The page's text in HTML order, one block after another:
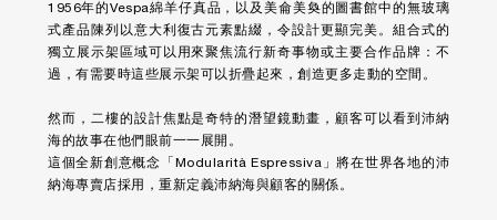
1956年的Vespa綿羊仔真品，以及美侖美奐的圖書館中的無玻璃
式產品陳列以意大利復古元素點綴，令設計更顯完美。組合式的
獨立展示架區域可以用來聚焦流行新奇事物或主要合作品牌：不
過，有需要時這些展示架可以折疊起來，創造更多走動的空間。
然而，二樓的設計焦點是奇特的潛望鏡動畫，顧客可以看到沛納
海的故事在他們眼前一一展開。
這個全新創意概念「Modularità Espressiva」將在世界各地的沛
納海專賣店採用，重新定義沛納海與顧客的關係。